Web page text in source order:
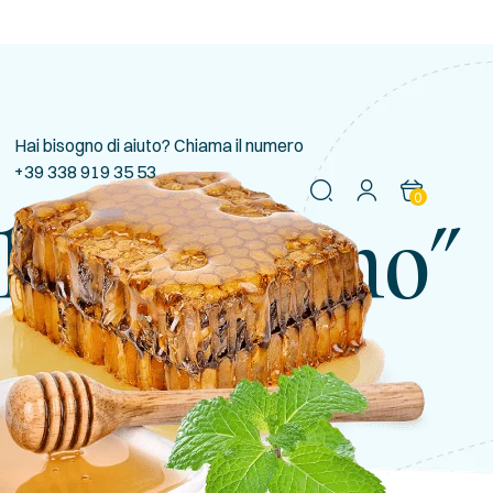
0
Hai bisogno di aiuto? Chiama il numero
+39 338 919 35 53
Zafferano”